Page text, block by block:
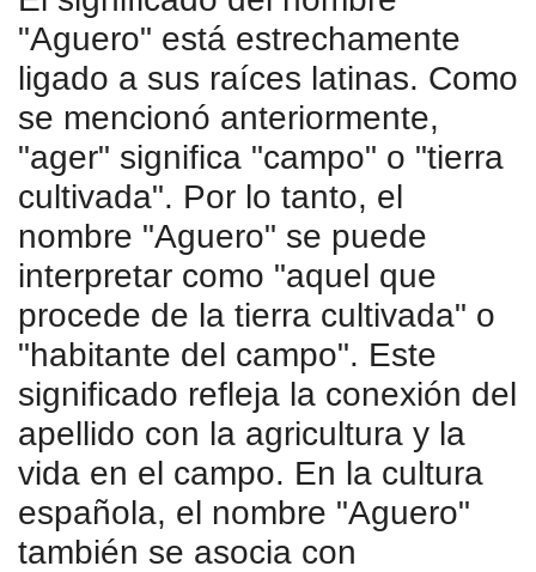
"Aguero" está estrechamente
ligado a sus raíces latinas. Como
se mencionó anteriormente,
"ager" significa "campo" o "tierra
cultivada". Por lo tanto, el
nombre "Aguero" se puede
interpretar como "aquel que
procede de la tierra cultivada" o
"habitante del campo". Este
significado refleja la conexión del
apellido con la agricultura y la
vida en el campo. En la cultura
española, el nombre "Aguero"
también se asocia con